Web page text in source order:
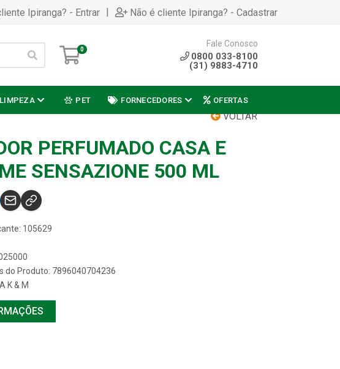
Ipiranga? - Entrar | Não é cliente Ipiranga? - Cadastrar
0
Fale Conosco
0800 033-8100
(31) 9883-4710
LIMPEZA PET FORNECEDORES OFERTAS
VOLTAR
PERFUMADO CASA E
SENSAZIONE 500 ML
105629
do Produto: 7896040704236
K & M